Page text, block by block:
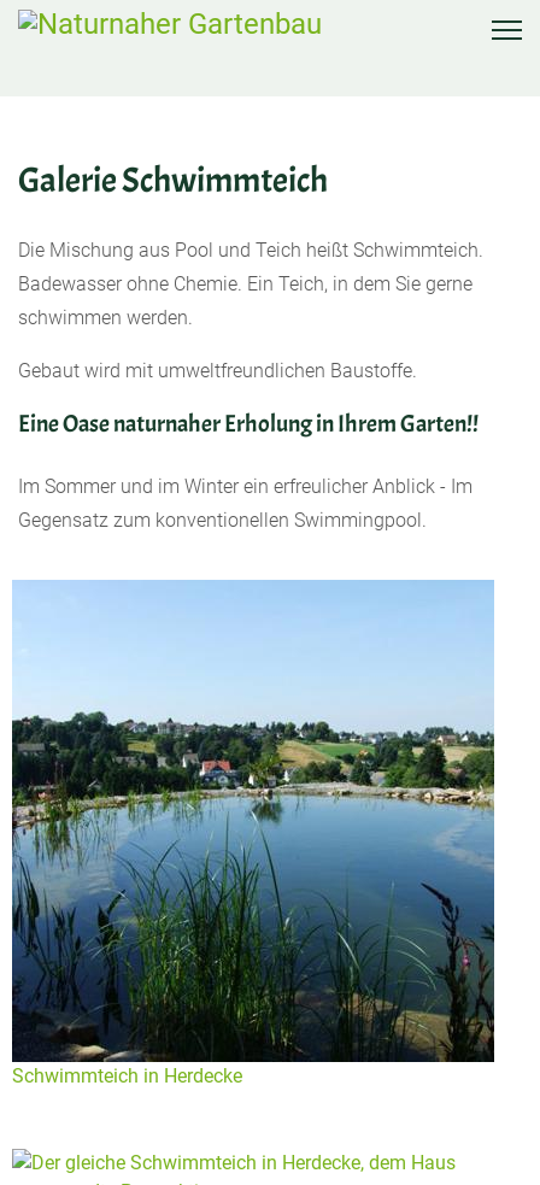
Galerie Schwimmteich
Die Mischung aus Pool und Teich heißt Schwimmteich.
Badewasser ohne Chemie. Ein Teich, in dem Sie gerne
schwimmen werden.
Gebaut wird mit umweltfreundlichen Baustoffe.
Eine Oase naturnaher Erholung in Ihrem Garten!!
Im Sommer und im Winter ein erfreulicher Anblick - Im
Gegensatz zum konventionellen Swimmingpool.
Schwimmteich in Herdecke